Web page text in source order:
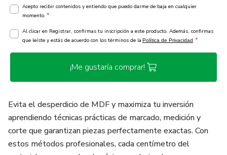
Acepto recibir contenidos y entiendo que puedo darme de baja en cualquier
momento. *
Al clicar en Registrar, confirmas tu inscripción a este producto. Además, confirmas
que leíste y estás de acuerdo con los términos de la Política de Privacidad *
¡Me gustaría comprar!
Evita el desperdicio de MDF y maximiza tu inversión
aprendiendo técnicas prácticas de marcado, medición y
corte que garantizan piezas perfectamente exactas. Con
estos métodos profesionales, cada centímetro del